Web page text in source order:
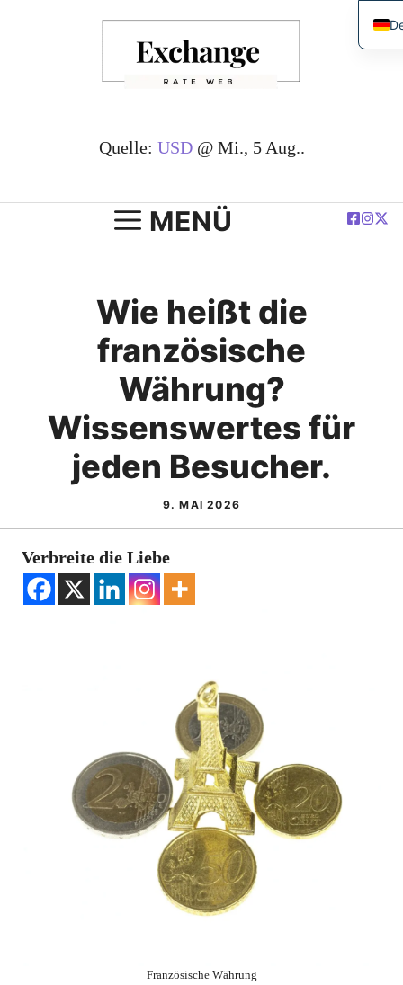
Quelle: USD@ Mi., 5 Aug..
MENÜ
Wie heißt die
französische
Währung?
Wissenswertes für
jeden Besucher.
9. MAI 2026
Verbreite die Liebe
Französische Währung